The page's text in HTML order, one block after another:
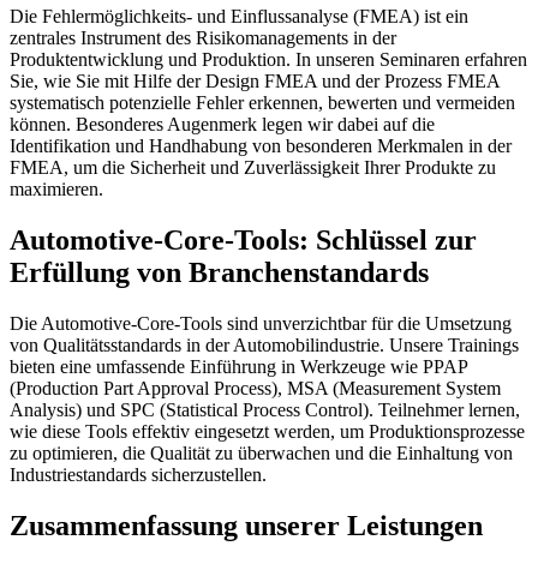
Die Fehlermöglichkeits- und Einflussanalyse (FMEA) ist ein
zentrales Instrument des Risikomanagements in der
Produktentwicklung und Produktion. In unseren Seminaren erfahren
Sie, wie Sie mit Hilfe der Design FMEA und der Prozess FMEA
systematisch potenzielle Fehler erkennen, bewerten und vermeiden
können. Besonderes Augenmerk legen wir dabei auf die
Identifikation und Handhabung von besonderen Merkmalen in der
FMEA, um die Sicherheit und Zuverlässigkeit Ihrer Produkte zu
maximieren.
Automotive-Core-Tools: Schlüssel zur
Erfüllung von Branchenstandards
Die Automotive-Core-Tools sind unverzichtbar für die Umsetzung
von Qualitätsstandards in der Automobilindustrie. Unsere Trainings
bieten eine umfassende Einführung in Werkzeuge wie PPAP
(Production Part Approval Process), MSA (Measurement System
Analysis) und SPC (Statistical Process Control). Teilnehmer lernen,
wie diese Tools effektiv eingesetzt werden, um Produktionsprozesse
zu optimieren, die Qualität zu überwachen und die Einhaltung von
Industriestandards sicherzustellen.
Zusammenfassung unserer Leistungen